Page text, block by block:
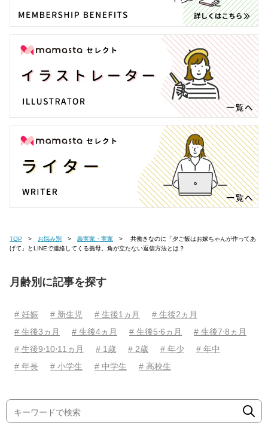
TOP お悩み別 義実家・実家
げて」とLINEで連絡してくる義母。角が立たない返信方法とは？
月齢別に記事を探す
# 妊娠 # 新生児 # 生後1ヵ月
# 生後2ヵ月
# 生後3ヵ月
# 生後4ヵ月 # 生後5⋅6ヵ月
# 生後7⋅8ヵ月
# 生後9⋅10⋅11ヵ月
# 1歳 # 2歳 # 年少
# 年中
# 年長
# 小学生 # 中学生 # 高校生